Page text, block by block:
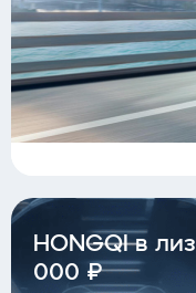
HONGQI в
000 ₽